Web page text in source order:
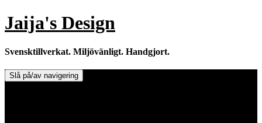
Hoppa
till
Jaija's Design
Svensktillverkat. Miljövänligt. Handgjort.
Slå på/av navigering